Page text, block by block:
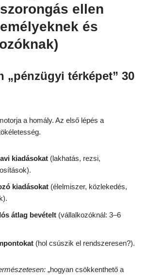
ellen
és
„pénzügyi térképet” 30
a homály. Az első lépés a
kiadásokat (lakhatás, rezsi,
kiadásokat (élelmiszer, közlekedés,
átlag bevételt (vállalkozóknál: 3–6
(hol csúszik el rendszeresen?).
„hogyan csökkenthető a